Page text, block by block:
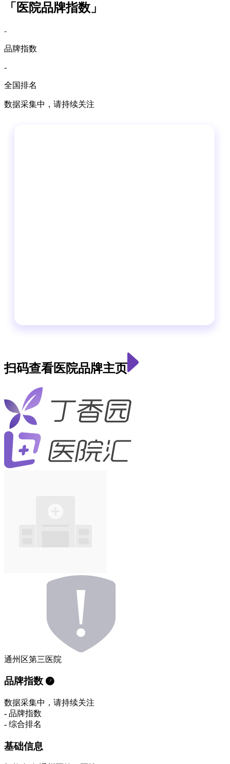
「医院品牌指数」
-
品牌指数
-
全国排名
数据采集中，请持续关注
扫码查看医院品牌主页
通州区第三医院
品牌指数
数据采集中，请持续关注
- 品牌指数
- 综合排名
基础信息